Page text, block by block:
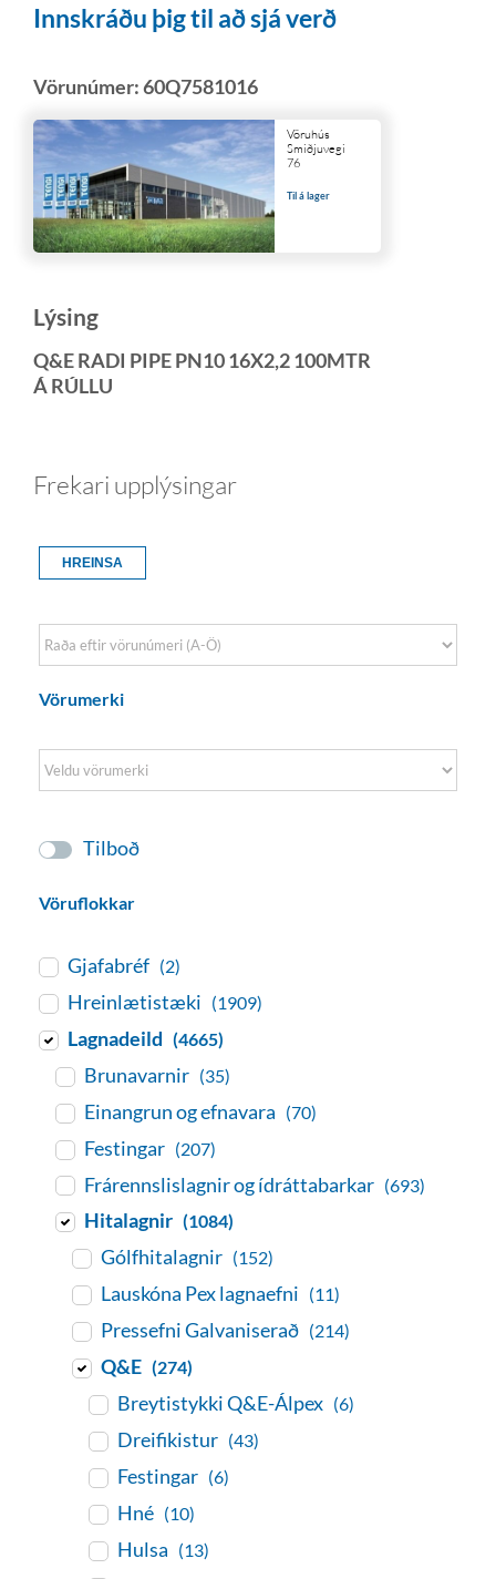
Innskráðu þig til að sjá verð
Vörunúmer:60Q7581016
Vöruhús
Smiðjuvegi
76
Til á lager
Lýsing
Q&E RADI PIPE PN10 16X2,2 100MTR
Á RÚLLU
Frekari upplýsingar
HREINSA
Sort Products
Vörumerki
Tilboð
Vöruflokkar
Gjafabréf (2)
Hreinlætistæki (1909)
Lagnadeild (4665)
Brunavarnir (35)
Einangrun og efnavara (70)
Festingar (207)
Frárennslislagnir og ídráttabarkar (693)
Hitalagnir (1084)
Gólfhitalagnir (152)
Lauskóna Pex lagnaefni (11)
Pressefni Galvaniserað (214)
Q&E (274)
Breytistykki Q&E-Álpex (6)
Dreifikistur (43)
Festingar (6)
Hné (10)
Hulsa (13)